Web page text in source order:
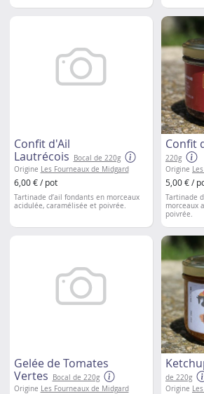
Confit d'Ail
Lautrécois
Bocal de 220g
Origine Les Fourneaux de Midgard
6,00 € / pot
Tartinade d’ail fondants en morceaux
acidulée, caramélisée et poivrée.
Confit
220g
Origine
5,00 € /
Tartinade
morceaux
poivrée.
Gelée de Tomates
Vertes
Bocal de 220g
Origine Les Fourneaux de Midgard
de 220g
Origine